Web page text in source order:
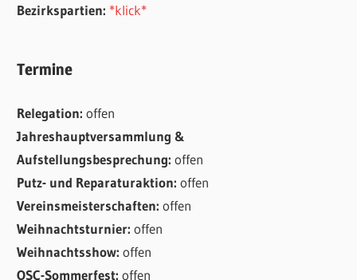
Bezirkspartien: *klick*
Termine
Relegation:offen
Jahreshauptversammlung &
Aufstellungsbesprechung:offen
Putz- und Reparaturaktion:offen
Vereinsmeisterschaften:offen
Weihnachtsturnier:offen
Weihnachtsshow:offen
OSC-Sommerfest:offen